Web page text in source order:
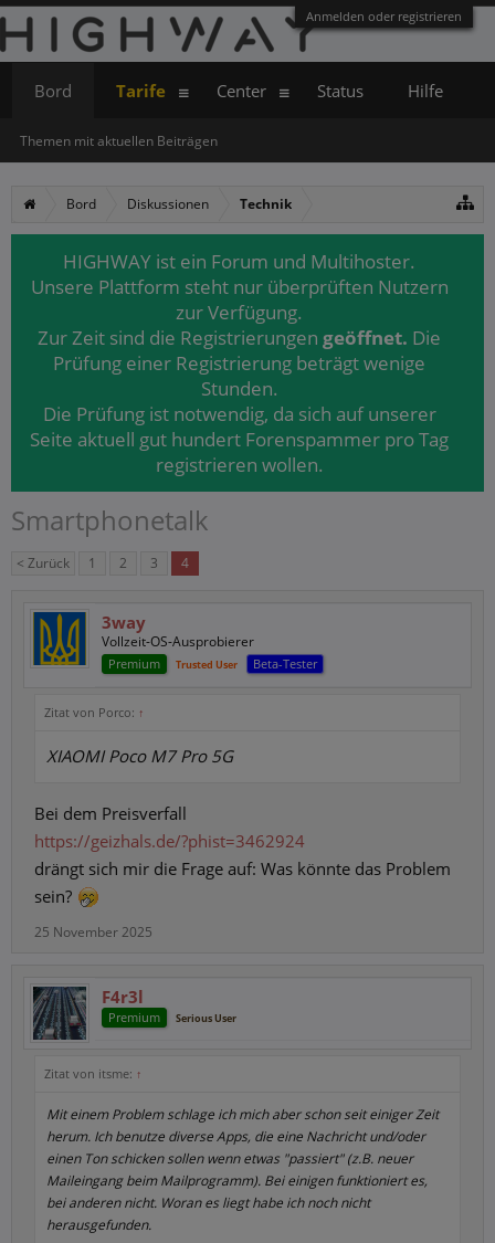
Anmelden oder registrieren
Bord Diskussionen Technik
HIGHWAY ist ein Forum und Multihoster.
Unsere Plattform steht nur überprüften Nutzern
zur Verfügung.
Zur Zeit sind die Registrierungen geöffnet. Die
Prüfung einer Registrierung beträgt wenige
Stunden.
Die Prüfung ist notwendig, da sich auf unserer
Seite aktuell gut hundert Forenspammer pro Tag
registrieren wollen.
Smartphonetalk
< Zurück 1 2 3 4
3way
Vollzeit-OS-Ausprobierer
Premium Trusted User Beta-Tester
Zitat von Porco: ↑
XIAOMI Poco M7 Pro 5G
Bei dem Preisverfall
https://geizhals.de/?phist=3462924
drängt sich mir die Frage auf: Was könnte das Problem
sein?
25 November 2025
F4r3l
Premium Serious User
Zitat von itsme: ↑
Mit einem Problem schlage ich mich aber schon seit einiger Zeit
herum. Ich benutze diverse Apps, die eine Nachricht und/oder
einen Ton schicken sollen wenn etwas "passiert" (z.B. neuer
Maileingang beim Mailprogramm). Bei einigen funktioniert es,
bei anderen nicht. Woran es liegt habe ich noch nicht
herausgefunden.
Bord
Themen mit aktuellen Beiträgen
Tarife Center Status Hilfe